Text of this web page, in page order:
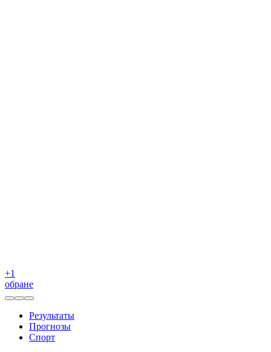
+1
обране
Результаты
Прогнозы
Спорт